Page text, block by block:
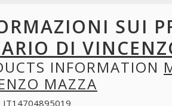
SUI
DI
INFORMATION
MAZZA
IT14704895019